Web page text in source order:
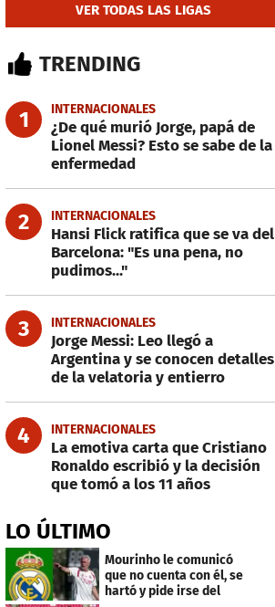
VER TODAS LAS LIGAS
TRENDING
1 INTERNACIONALES
¿De qué murió Jorge, papá de
Lionel Messi? Esto se sabe de la
enfermedad
2 INTERNACIONALES
Hansi Flick ratifica que se va del
Barcelona: "Es una pena, no
pudimos..."
3 INTERNACIONALES
Jorge Messi: Leo llegó a
Argentina y se conocen detalles
de la velatoria y entierro
4 INTERNACIONALES
La emotiva carta que Cristiano
Ronaldo escribió y la decisión
que tomó a los 11 años
LO ÚLTIMO
Mourinho le comunicó
que no cuenta con él, se
hartó y pide irse del